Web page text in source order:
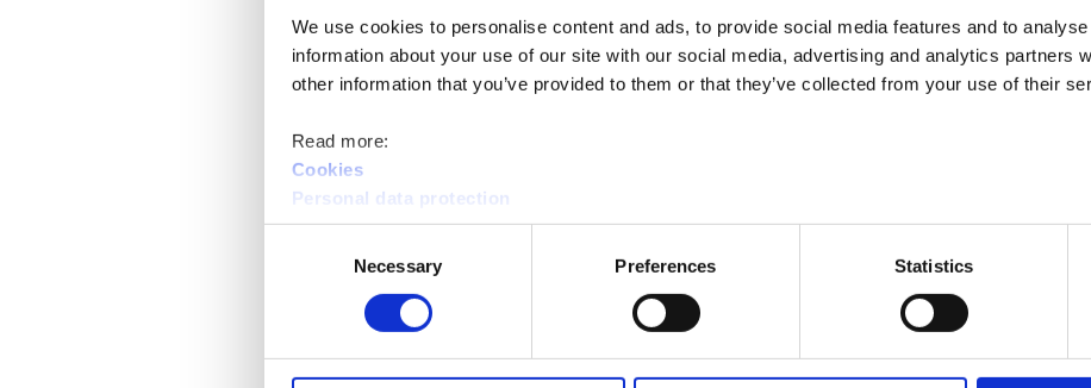
We use cookies to personalise content and ads, to provide social media features and to
information about your use of our site with our social media, advertising and analytics partners
other information that you’ve provided to them or that they’ve collected from your use of their
Read more:
Cookies
Personal data protection
Necessary Preferences Statistics
Riverian Brahea-kampuksella (Kuhmonkatu 32, 801700 Lieksa).
Tapahtumassa saat lisätietoja esimerkiksi koulutusten sisällöstä, aikataulusta, kohderyhmästä,
Koulutusten yhteistyöyrityksiä ovat muun muassa Kettunen Forest Oy, Binderholz Nordic Oy ja TKL